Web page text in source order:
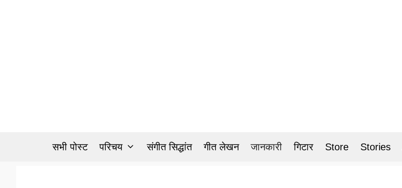
सभी पोस्ट परिचय संगीत सिद्धांत गीत लेखन जानकारी गिटार Store Stories